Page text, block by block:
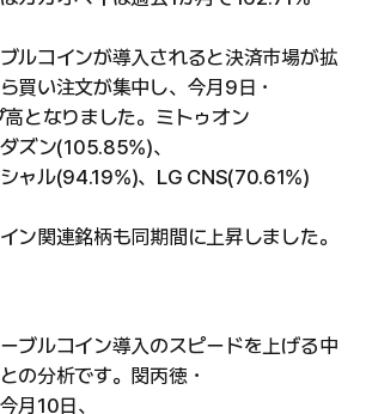
ルコインが導入されると決済市場が拡
買い注文が集中し、今月9日・
となりました。ミトゥオン
ズン(105.85%)、
ャル(94.19%)、LG CNS(70.61%)
ン関連銘柄も同期間に上昇しました。
ブルコイン導入のスピードを上げる中
の分析です。閔丙徳・
月10日、